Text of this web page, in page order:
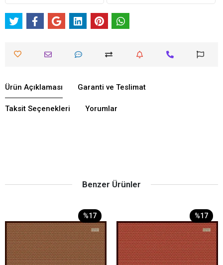
Ürün Açıklaması Garanti ve Teslimat
Taksit Seçenekleri Yorumlar
Benzer Ürünler
%17 %17